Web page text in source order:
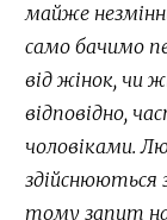
майже
само бачимо
від жінок, чи
відповідно,
чоловіками.
здійснюються
тому запит